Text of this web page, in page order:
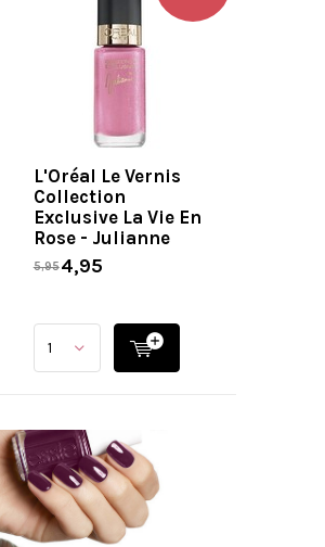
L'Oréal Le Vernis
Collection
Exclusive La Vie En
Rose - Julianne
5,954,95